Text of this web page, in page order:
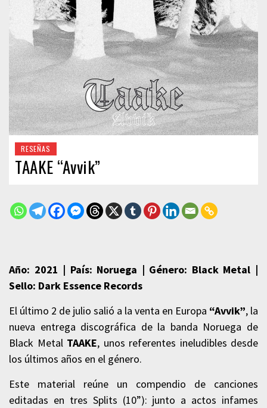
RESEÑAS
TAAKE “Avvik”
Año: 2021 | País: Noruega | Género: Black Metal |
Sello: Dark Essence Records
El último 2 de julio salió a la venta en Europa “Avvik”, la
nueva entrega discográfica de la banda Noruega de
Black Metal TAAKE, unos referentes ineludibles desde
los últimos años en el género.
Este material reúne un compendio de canciones
editadas en tres Splits (10”): junto a actos infames